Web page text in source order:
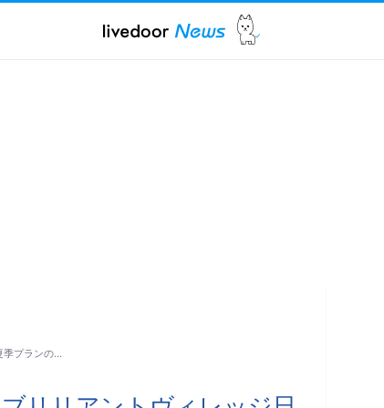
季プランの…